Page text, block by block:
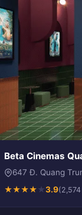
Beta Cinemas
647 Đ. Quang
★★★★★3.9